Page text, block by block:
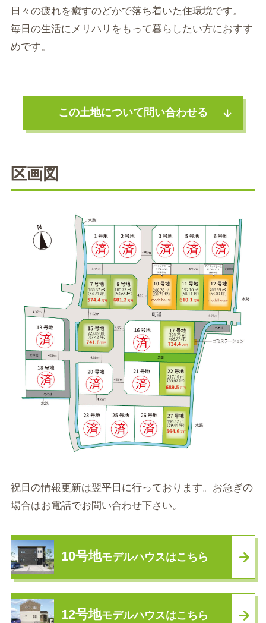
日々の疲れを癒すのどかで落ち着いた住環境です。
毎日の生活にメリハリをもって暮らしたい方におすす
めです。
この土地について問い合わせる
区画図
祝日の情報更新は翌平日に行っております。お急ぎの
場合はお電話でお問い合わせ下さい。
10号地モデルハウスはこちら
12号地モデルハウスはこちら